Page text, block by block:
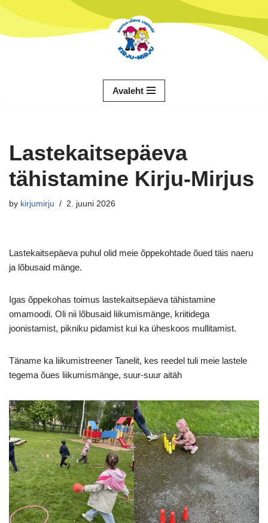
Avaleht
Lastekaitsepäeva
tähistamine Kirju-Mirjus
by kirjumirju 2. juuni 2026
Lastekaitsepäeva puhul olid meie õppekohtade õued täis naeru
ja lõbusaid mänge.
Igas õppekohas toimus lastekaitsepäeva tähistamine
omamoodi. Oli nii lõbusaid liikumismänge, kriitidega
joonistamist, pikniku pidamist kui ka üheskoos mullitamist.
Täname ka liikumistreener Tanelit, kes reedel tuli meie lastele
tegema õues liikumismänge, suur-suur aitäh